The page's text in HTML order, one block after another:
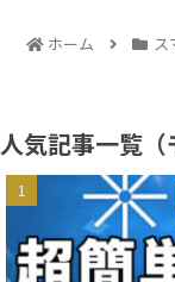
ホーム ス
人気記事一覧（